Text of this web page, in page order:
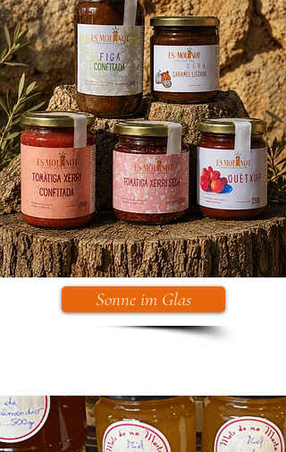
Sonne im Glas